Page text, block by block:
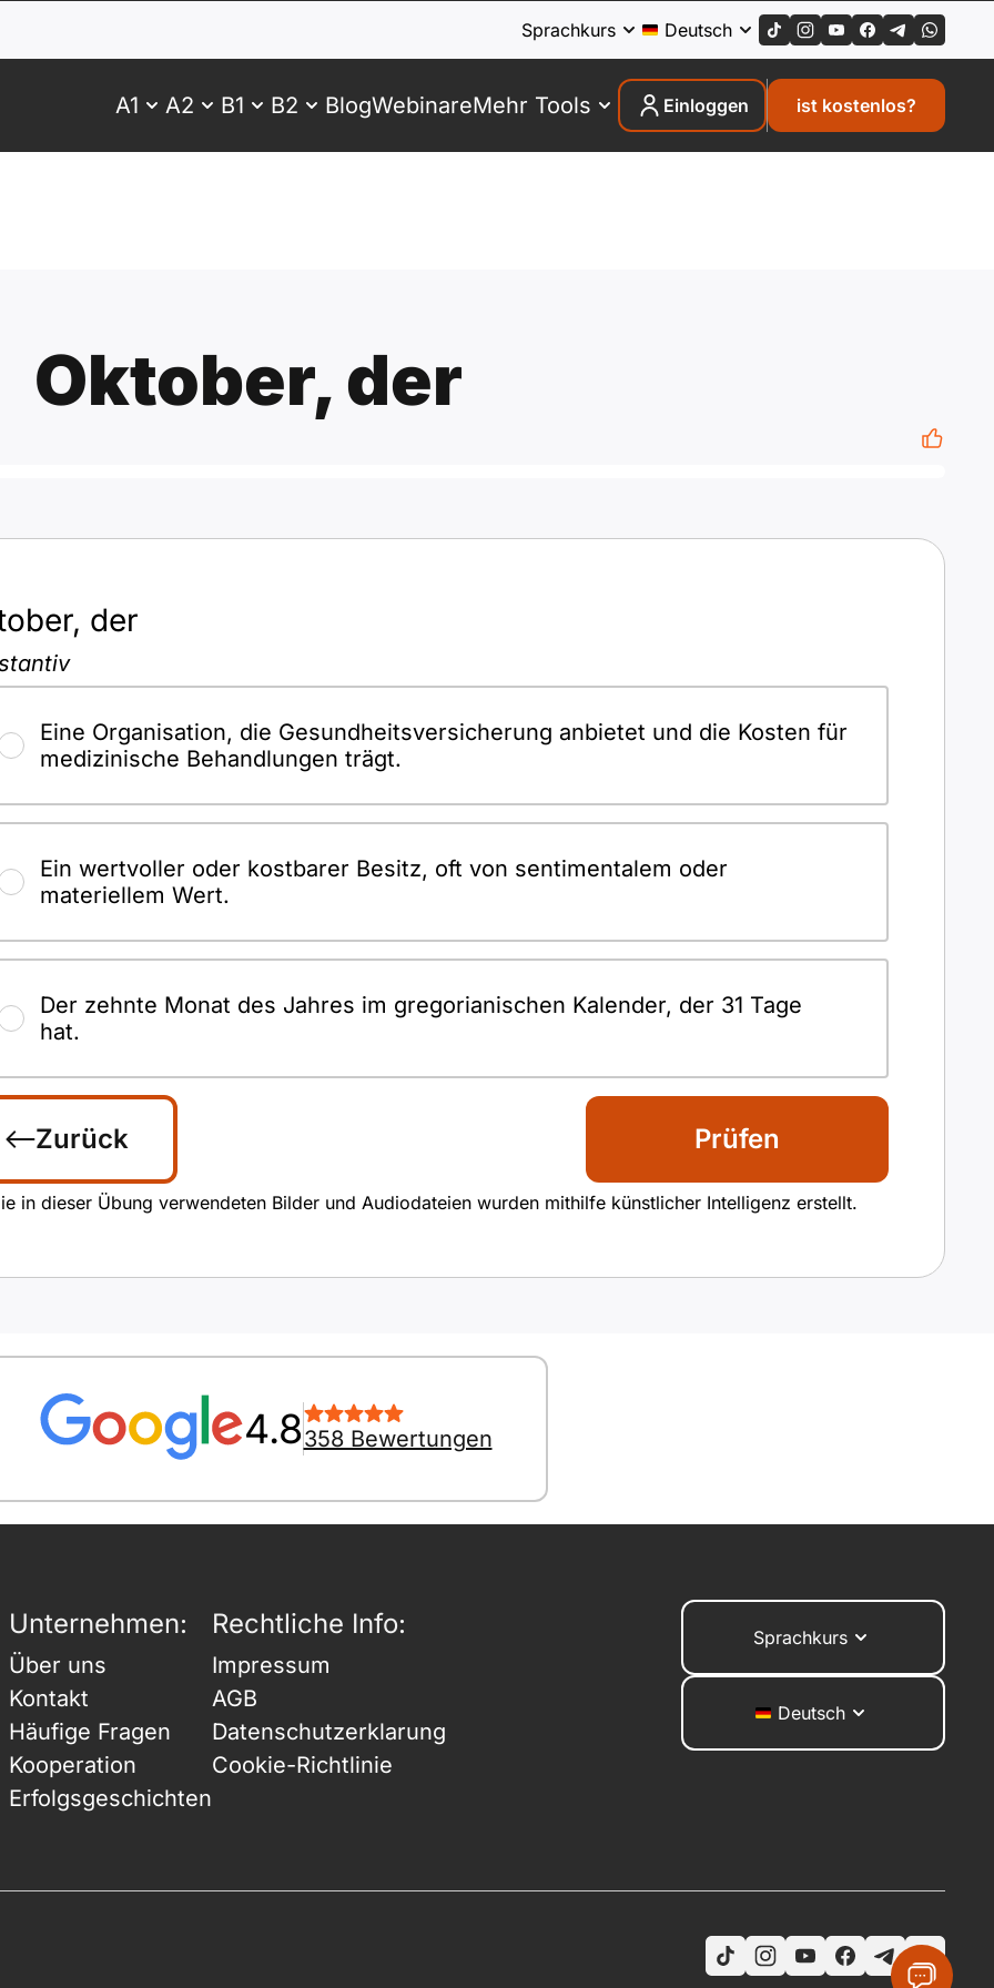
Sprachkurs Deutsch
A1 A2 B1 B2 BlogWebinareMehr Tools Einloggen ist kostenlos?
Oktober, der
der
Eine Organisation, die Gesundheitsversicherung anbietet und die Kosten für
medizinische Behandlungen trägt.
Ein wertvoller oder kostbarer Besitz, oft von sentimentalem oder
materiellem Wert.
Der zehnte Monat des Jahres im gregorianischen Kalender, der 31 Tage
hat.
Zurück Prüfen
in dieser Übung verwendeten Bilder und Audiodateien wurden mithilfe künstlicher Intelligenz erstellt.
4.8358 Bewertungen
Unternehmen:
Über uns
Kontakt
Häufige Fragen
Kooperation
Erfolgsgeschichten
Rechtliche Info:
Impressum
AGB
Datenschutzerklarung
Cookie-Richtlinie
Sprachkurs
Deutsch